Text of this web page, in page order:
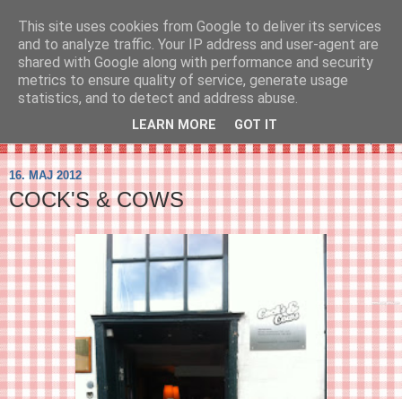
SVIRELIV
- en blog om svirelivet i København og resten af verden...
16. MAJ 2012
COCK'S & COWS
This site uses cookies from Google to deliver its services
and to analyze traffic. Your IP address and user-agent are
shared with Google along with performance and security
metrics to ensure quality of service, generate usage
statistics, and to detect and address abuse.
LEARN MORE GOT IT